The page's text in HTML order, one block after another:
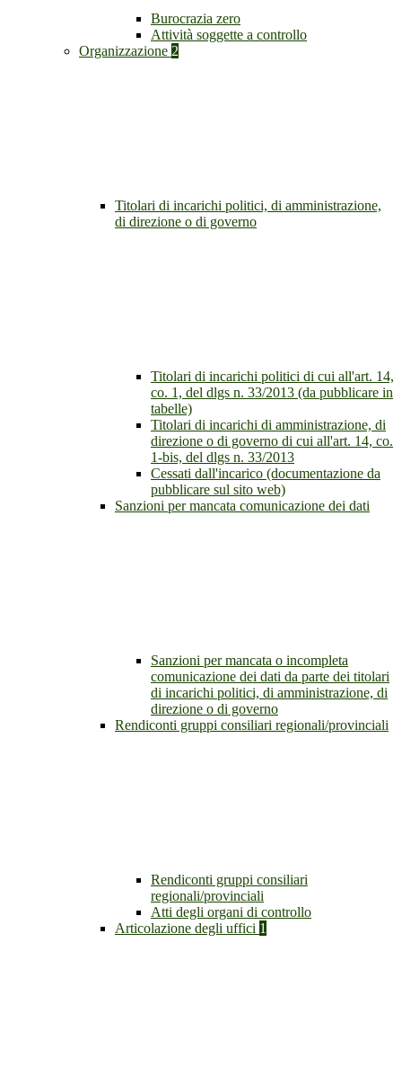
Burocrazia zero
Attività soggette a controllo
Organizzazione 2
Titolari di incarichi politici, di amministrazione,
di direzione o di governo
Titolari di incarichi politici di cui all'art. 14,
co. 1, del dlgs n. 33/2013 (da pubblicare in
tabelle)
Titolari di incarichi di amministrazione, di
direzione o di governo di cui all'art. 14, co.
1-bis, del dlgs n. 33/2013
Cessati dall'incarico (documentazione da
pubblicare sul sito web)
Sanzioni per mancata comunicazione dei dati
Sanzioni per mancata o incompleta
comunicazione dei dati da parte dei titolari
di incarichi politici, di amministrazione, di
direzione o di governo
Rendiconti gruppi consiliari regionali/provinciali
Rendiconti gruppi consiliari
regionali/provinciali
Atti degli organi di controllo
Articolazione degli uffici 1